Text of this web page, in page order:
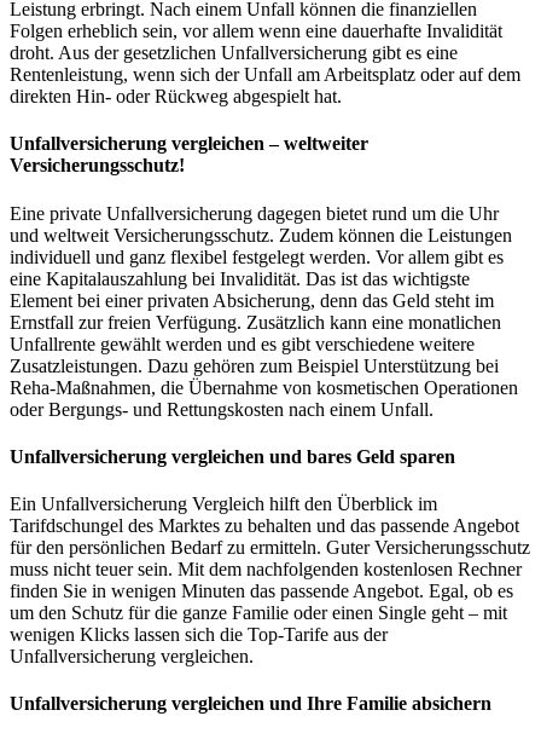
Leistung erbringt. Nach einem Unfall können die finanziellen
Folgen erheblich sein, vor allem wenn eine dauerhafte Invalidität
droht. Aus der gesetzlichen Unfallversicherung gibt es eine
Rentenleistung, wenn sich der Unfall am Arbeitsplatz oder auf dem
direkten Hin- oder Rückweg abgespielt hat.
Unfallversicherung vergleichen – weltweiter
Versicherungsschutz!
Eine private Unfallversicherung dagegen bietet rund um die Uhr
und weltweit Versicherungsschutz. Zudem können die Leistungen
individuell und ganz flexibel festgelegt werden. Vor allem gibt es
eine Kapitalauszahlung bei Invalidität. Das ist das wichtigste
Element bei einer privaten Absicherung, denn das Geld steht im
Ernstfall zur freien Verfügung. Zusätzlich kann eine monatlichen
Unfallrente gewählt werden und es gibt verschiedene weitere
Zusatzleistungen. Dazu gehören zum Beispiel Unterstützung bei
Reha-Maßnahmen, die Übernahme von kosmetischen Operationen
oder Bergungs- und Rettungskosten nach einem Unfall.
Unfallversicherung vergleichen und bares Geld sparen
Ein Unfallversicherung Vergleich hilft den Überblick im
Tarifdschungel des Marktes zu behalten und das passende Angebot
für den persönlichen Bedarf zu ermitteln. Guter Versicherungsschutz
muss nicht teuer sein. Mit dem nachfolgenden kostenlosen Rechner
finden Sie in wenigen Minuten das passende Angebot. Egal, ob es
um den Schutz für die ganze Familie oder einen Single geht – mit
wenigen Klicks lassen sich die Top-Tarife aus der
Unfallversicherung vergleichen.
Unfallversicherung vergleichen und Ihre Familie absichern